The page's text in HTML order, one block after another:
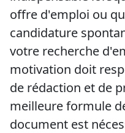
offre d'emploi ou
candidature
votre recherche
motivation doit
de rédaction et de
meilleure formule
document est